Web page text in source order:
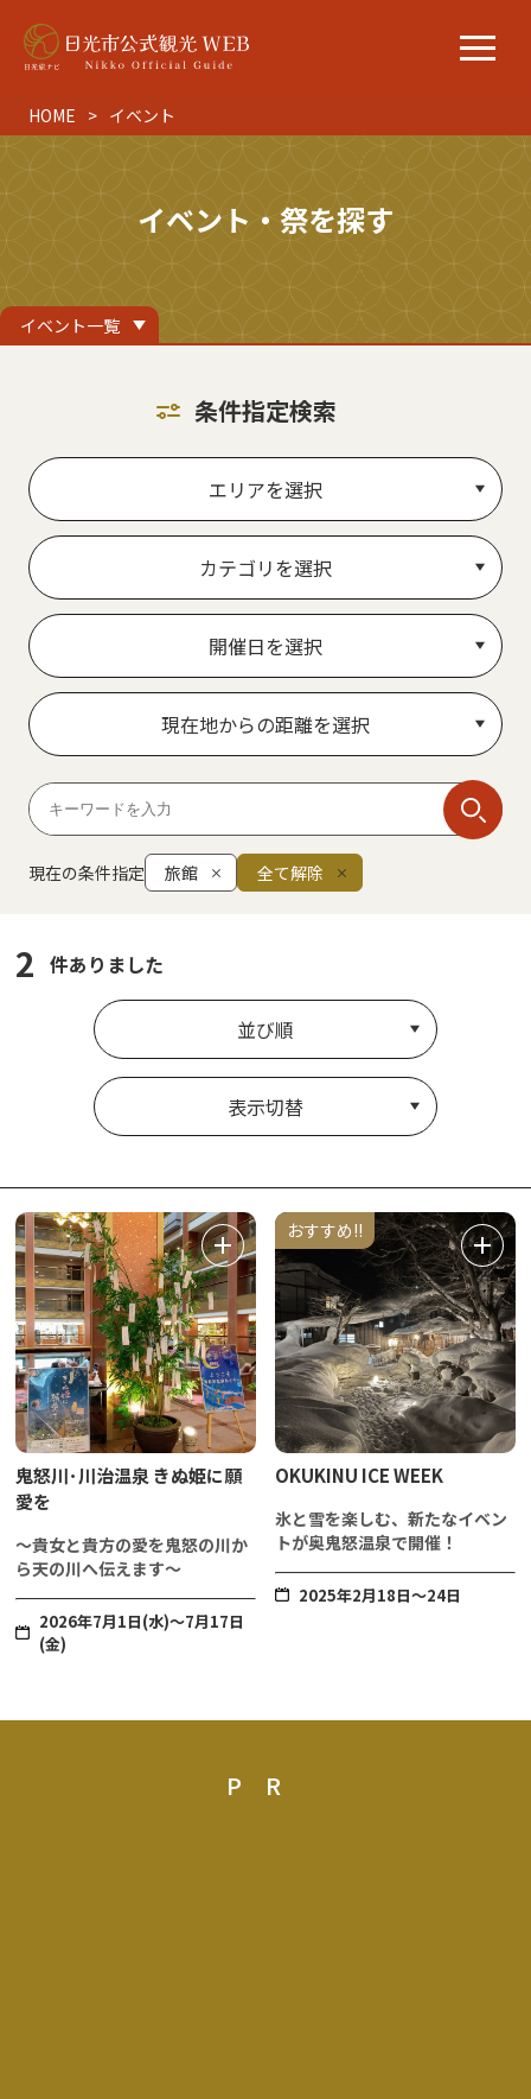
HOME イベント
イベント・祭を探す
イベント一覧
条件指定検索
エリアを選択
カテゴリを選択
開催日を選択
現在地からの距離を選択
現在の条件指定 旅館 全て解除
2 件ありました
並び順
表示切替
鬼怒川･川治温泉 きぬ姫に願
愛を
～貴女と貴方の愛を鬼怒の川か
ら天の川へ伝えます～
2026年7月1日(水)～7月17日
(金)
おすすめ!!
OKUKINU ICE WEEK
氷と雪を楽しむ、新たなイベン
トが奥鬼怒温泉で開催！
2025年2月18日～24日
PR